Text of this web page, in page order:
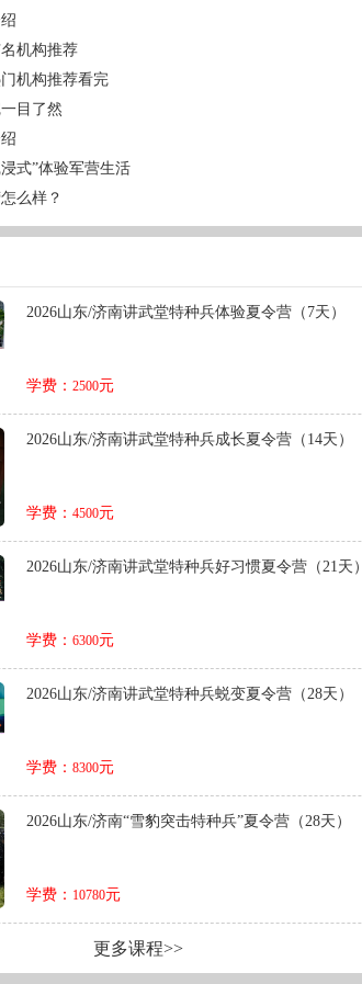
机构推荐
机构推荐看完
目了然
式”体验军营生活
么样？
2026山东/济南讲武堂特种兵体验夏令营（7天）
学费：2500元
2026山东/济南讲武堂特种兵成长夏令营（14天）
学费：4500元
2026山东/济南讲武堂特种兵好习惯夏令营（21天）
学费：6300元
2026山东/济南讲武堂特种兵蜕变夏令营（28天）
学费：8300元
2026山东/济南“雪豹突击特种兵”夏令营（28天）
学费： 10780元
更多课程>>